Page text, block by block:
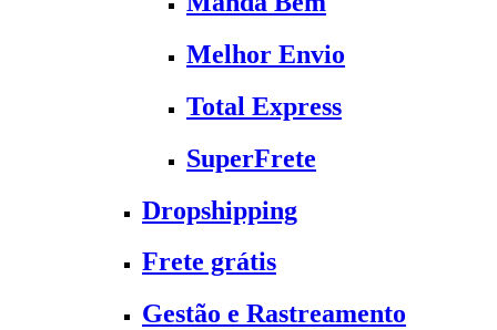
Melhor Envio
Total Express
SuperFrete
Dropshipping
Frete grátis
Gestão e Rastreamento